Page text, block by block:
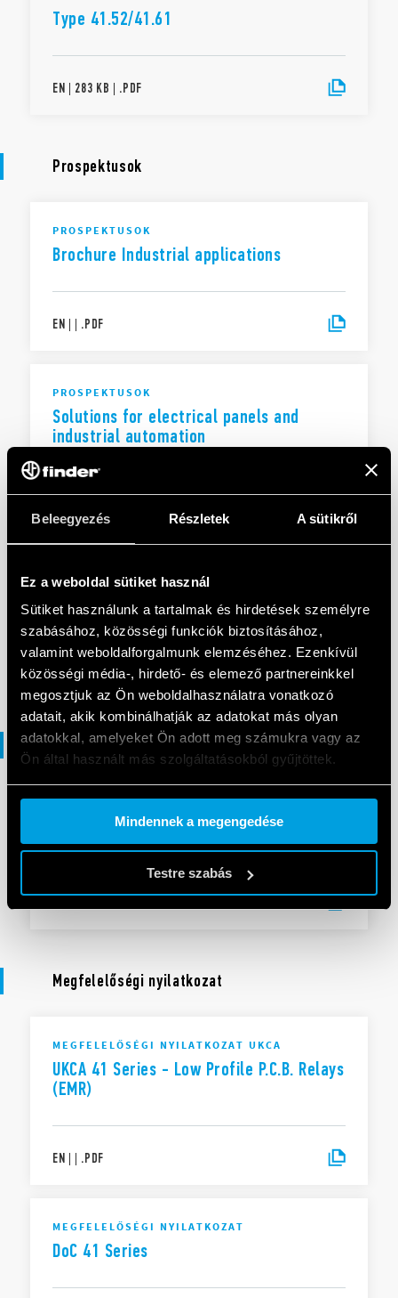
Beleegyezés Részletek A sütikről
Ez a weboldal sütiket használ
Sütiket használunk a tartalmak és hirdetések személyre
szabásához, közösségi funkciók biztosításához,
valamint weboldalforgalmunk elemzéséhez. Ezenkívül
közösségi média-, hirdető- és elemező partnereinkkel
megosztjuk az Ön weboldalhasználatra vonatkozó
adatait, akik kombinálhatják az adatokat más olyan
adatokkal, amelyeket Ön adott meg számukra vagy az
Ön által használt más szolgáltatásokból gyűjtöttek.
Cookie policy.
Mindennek a megengedése
Testre szabás
Type 41.52/41.61
EN | 283 KB | .PDF
Prospektusok
PROSPEKTUSOK
Brochure Industrial applications
EN | | .PDF
PROSPEKTUSOK
Solutions for electrical panels and
industrial automation
Solutions for electrical panels and
| . PDF
Katalógusok
IECEx - ATEX - HazLoc Catalogue
Megfelelőségi nyilatkozat
MEGFELELŐSÉGI NYILATKOZAT UKCA
UKCA 41 Series - Low Profile P.C.B. Relays
(EMR)
EN | | .PDF
MEGFELELŐSÉGI NYILATKOZAT
DoC 41 Series